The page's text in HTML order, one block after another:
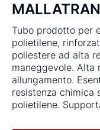
Tubo prodotto per
polietilene,
poliestere ad alta
maneggevole. Alta
allungamento.
resistenza chimica
polietilene.